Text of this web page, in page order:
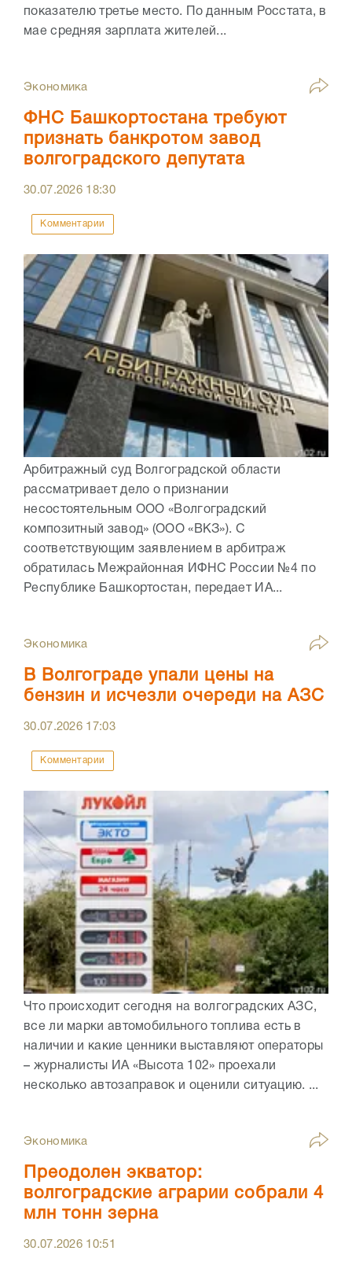
показателю третье место. По данным Росстата, в
мае средняя зарплата жителей...
Экономика
ФНС Башкортостана требуют
признать банкротом завод
волгоградского депутата
30.07.2026 18:30
Комментарии
Арбитражный суд Волгоградской области
рассматривает дело о признании
несостоятельным ООО «Волгоградский
композитный завод» (ООО «ВКЗ»). С
соответствующим заявлением в арбитраж
обратилась Межрайонная ИФНС России №4 по
Республике Башкортостан, передает ИА...
Экономика
В Волгограде упали цены на
бензин и исчезли очереди на АЗС
30.07.2026 17:03
Комментарии
Что происходит сегодня на волгоградских АЗС,
все ли марки автомобильного топлива есть в
наличии и какие ценники выставляют операторы
– журналисты ИА «Высота 102» проехали
несколько автозаправок и оценили ситуацию. ...
Экономика
Преодолен экватор:
волгоградские аграрии собрали 4
млн тонн зерна
30.07.2026 10:51